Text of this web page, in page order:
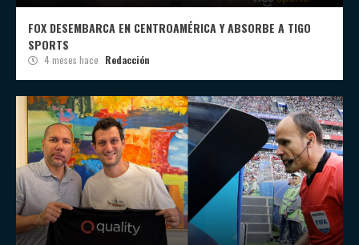
FOX DESEMBARCA EN CENTROAMÉRICA Y ABSORBE A TIGO
SPORTS
4 meses hace Redacción